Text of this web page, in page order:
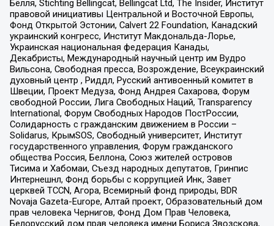
Бёлля, Stichting Bellingcat, Bellingcat Ltd, The Insider, Институт
правовой инициативы Центральной и Восточной Европы,
Фонд Открытой Эстонии, Calvert 22 Foundation, Канадский
украинский конгресс, Институт Макдональда-Лорье,
Украинская национальная федерация Канады,
Декабристы, Международный научный центр им Вудро
Вильсона, Свободная пресса, Возрождение, Всеукраинский
духовный центр , Риддл, Русский антивоенный комитет в
Швеции, Проект Медуза, Фонд Андрея Сахарова, Форум
свободной России, Лига Свободных Наций, Transparеncy
International, Форум Свободных Народов ПостРоссии,
Солидарность с гражданским движением в России –
Solidarus, КрымSOS, Свободный университет, Институт
государственного управления, Форум гражданского
общества Россия, Беллона, Союз жителей островов
Тисима и Хабомаи, Съезд народных депутатов, Гринпис
Интернешнл, Фонд борьбы с коррупцией Инк, Завет
церквей TCCN, Агора, Всемирный фонд природы, BDR
Novaja Gazeta-Europe, Алтай проект, Образовательный дом
прав человека Чернигов, Фонд Дом Прав Человека,
Белорусский дом прав человека имени Бориса Звозскова,